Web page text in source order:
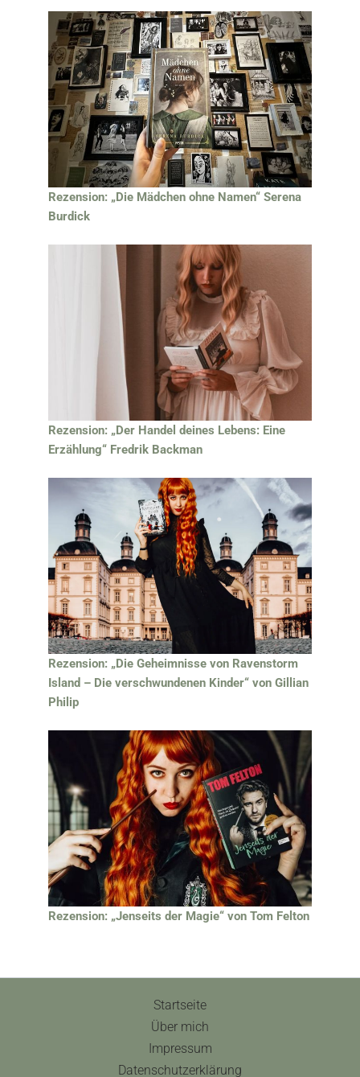
Rezension: „Die Mädchen ohne Namen“ Serena
Burdick
Rezension: „Der Handel deines Lebens: Eine
Erzählung“ Fredrik Backman
Rezension: „Die Geheimnisse von Ravenstorm
Island – Die verschwundenen Kinder“ von Gillian
Philip
Rezension: „Jenseits der Magie“ von Tom Felton
Startseite
Über mich
Impressum
Datenschutzerklärung